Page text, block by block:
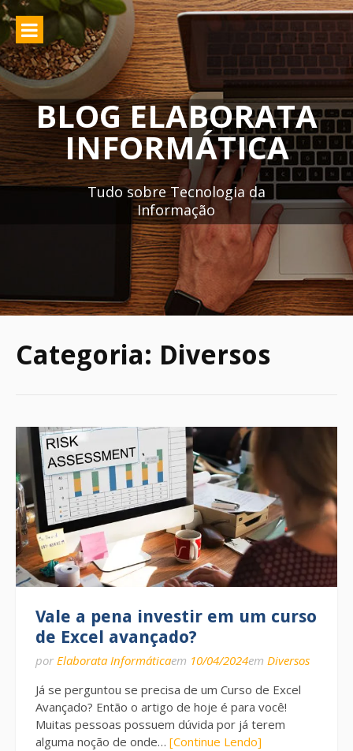
Pular
para
o
conteúdo
BLOG ELABORATA
INFORMÁTICA
Tudo sobre Tecnologia da
Informação
Categoria: Diversos
Vale a pena investir em um curso
de Excel avançado?
por Elaborata Informáticaem 10/04/2024em Diversos
Já se perguntou se precisa de um Curso de Excel
Avançado? Então o artigo de hoje é para você!
Muitas pessoas possuem dúvida por já terem
alguma noção de onde… [Continue Lendo]